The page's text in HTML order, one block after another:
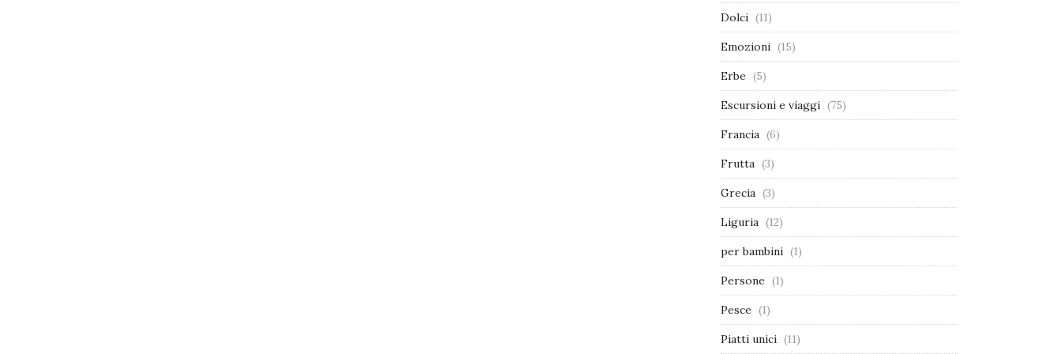
Dolci (11)
Emozioni (15)
Erbe (5)
Escursioni e viaggi (75)
Francia (6)
Frutta (3)
Grecia (3)
Liguria (12)
per bambini (1)
Persone (1)
Pesce (1)
Piatti unici (11)